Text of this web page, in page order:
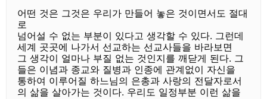
어떤 것은 그것은 우리가 만들어 놓은 것이면서도 절대
로
넘어설 수 없는 부분이 있다고 생각할 수 있다. 그런데
세계 곳곳에 나가서 선교하는 선교사들을 바라보면
그 생각이 얼마나 부질 없는 것인지를 깨닫게 된다. 그
들은 이념과 종교와 질병과 인종에 관계없이 자신을
통하여 이루어질 하느님의 은총과 사랑의 전달자로서
의 삶을 살아가는 것이다. 우리도 일정부분 이런 삶을